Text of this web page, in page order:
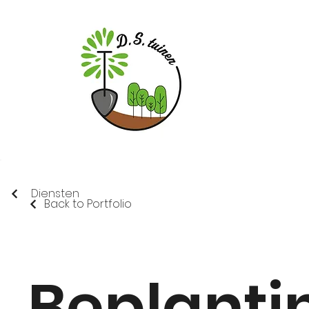
Diensten
Back to Portfolio